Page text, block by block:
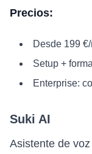
Precios:
Desde 199
Setup +
Enterprise:
Suki AI
Asistente de